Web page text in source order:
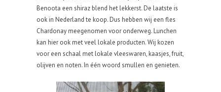
Benoota een shiraz blend het lekkerst. De laatste is
ook in Nederland te koop. Dus hebben wij een fles
Chardonay meegenomen voor onderweg. Lunchen
kan hier ook met veel lokale producten. Wij kozen
voor een schaal met lokale vleeswaren, kaasjes, fruit,
olijven en noten. In één woord smullen en genieten.